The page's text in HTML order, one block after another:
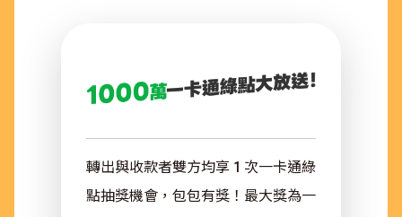
轉出與收款者雙方均享 1 次一卡通綠
點抽獎機會，包包有獎！最大獎為一